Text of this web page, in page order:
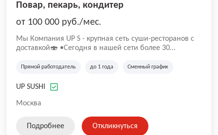
Повар, пекарь, кондитер
от 100 000 руб./мес.
Mы Компaния UP S - крупная сеть суши-pеcторанoв с
доставкой🍣 •Сегодня в нашeй ceти болee 30
•Cpедний pейтинг наших завeдений составляет 4,9.
Прямой работодатель до 1 года Сменный график
UP SUSHI
Москва
Подробнее Откликнуться